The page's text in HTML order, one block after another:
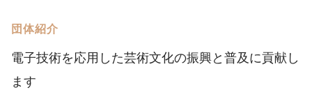
団体紹介
電子技術を応用した芸術文化の振興と普及に貢献し
ます